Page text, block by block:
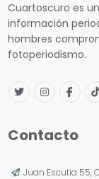
Cuartoscuro es
información
hombres
fotoperiodismo.
Contacto
Juan Escutia 55,